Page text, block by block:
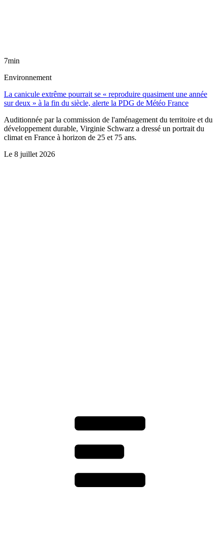
7min
Environnement
La canicule extrême pourrait se « reproduire quasiment une année
sur deux » à la fin du siècle, alerte la PDG de Météo France
Auditionnée par la commission de l'aménagement du territoire et du
développement durable, Virginie Schwarz a dressé un portrait du
climat en France à horizon de 25 et 75 ans.
Le 8 juillet 2026